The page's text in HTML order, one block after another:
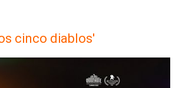
cinco diablos'